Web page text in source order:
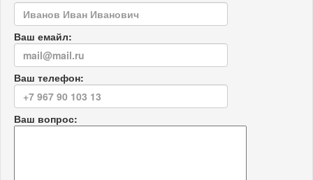
Ваш емайл:
Ваш телефон:
Ваш вопрос: